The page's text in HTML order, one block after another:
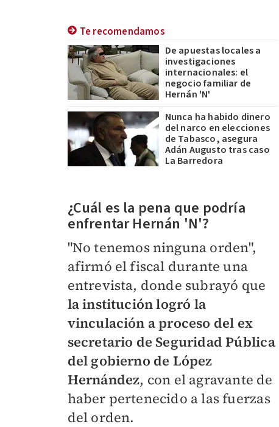
Te recomendamos
De apuestas locales a
investigaciones
internacionales: el
negocio familiar de
Hernán 'N'
Nunca ha habido dinero
del narco en elecciones
de Tabasco, asegura
Adán Augusto tras caso
La Barredora
¿Cuál es la pena que podría
enfrentar Hernán 'N'?
"No tenemos ninguna orden",
afirmó el fiscal durante una
entrevista, donde subrayó que
la institución logró la
vinculación a proceso del ex
secretario de Seguridad Pública
del gobierno de López
Hernández, con el agravante de
haber pertenecido a las fuerzas
del orden.